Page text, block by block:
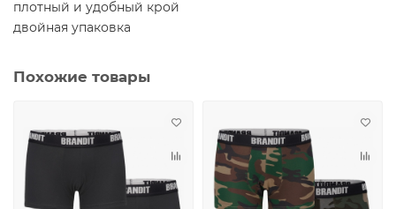
плотный и удобный крой
двойная упаковка
Похожие товары